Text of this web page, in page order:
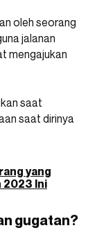
oleh seorang
jalanan
mengajukan
saat
saat dirinya
yang
2023 Ini
gugatan?